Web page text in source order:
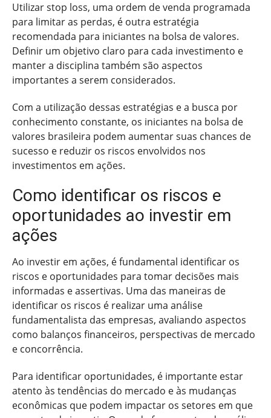
Utilizar stop loss, uma ordem de venda programada
para limitar as perdas, é outra estratégia
recomendada para iniciantes na bolsa de valores.
Definir um objetivo claro para cada investimento e
manter a disciplina também são aspectos
importantes a serem considerados.
Com a utilização dessas estratégias e a busca por
conhecimento constante, os iniciantes na bolsa de
valores brasileira podem aumentar suas chances de
sucesso e reduzir os riscos envolvidos nos
investimentos em ações.
Como identificar os riscos e
oportunidades ao investir em
ações
Ao investir em ações, é fundamental identificar os
riscos e oportunidades para tomar decisões mais
informadas e assertivas. Uma das maneiras de
identificar os riscos é realizar uma análise
fundamentalista das empresas, avaliando aspectos
como balanços financeiros, perspectivas de mercado
e concorrência.
Para identificar oportunidades, é importante estar
atento às tendências do mercado e às mudanças
econômicas que podem impactar os setores em que